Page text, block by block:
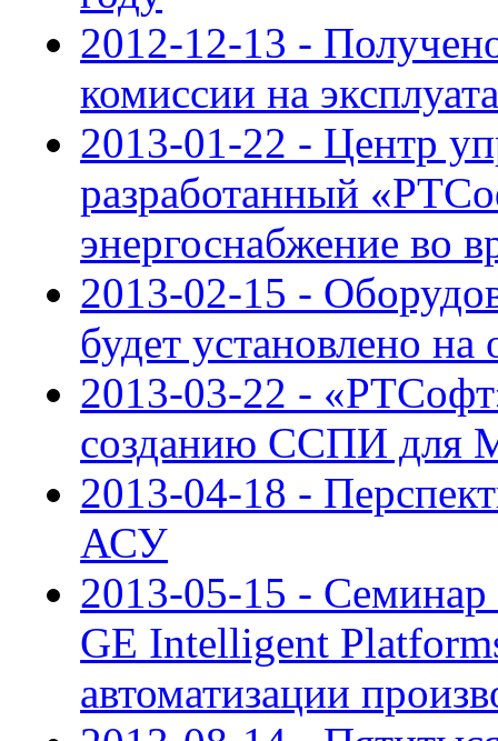
2012-12-13 -
комиссии на
2013-01-22 - Центр
разработанный
энергоснабжение во
2013-02-15 -
будет установлено
2013-03-22 -
созданию ССПИ для
2013-04-18 -
АСУ
2013-05-15 -
GE Intelligent
автоматизации